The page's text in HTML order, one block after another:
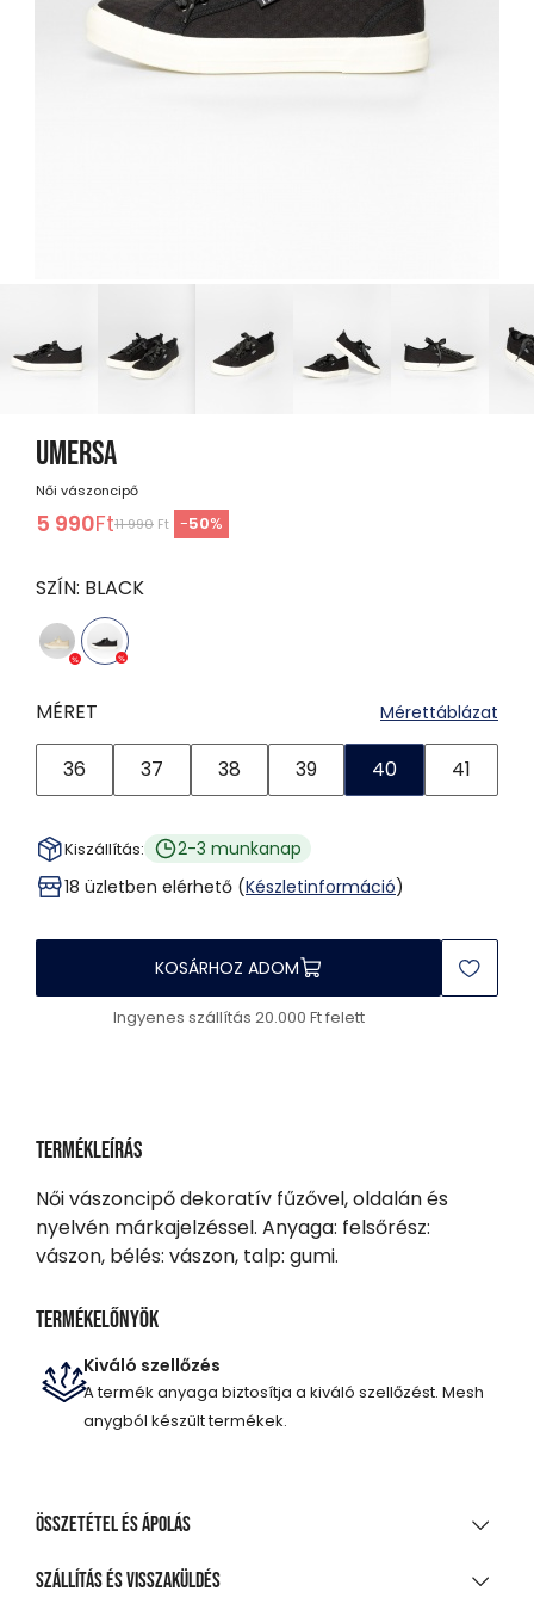
UMERSA
Női vászoncipő
5 990Ft11 990 Ft -50%
SZÍN: BLACK
MÉRET Mérettáblázat
36 37 38 39 40 41
Kiszállítás:
2-3 munkanap
18 üzletben elérhető (Készletinformáció)
KOSÁRHOZ ADOM
Ingyenes szállítás 20.000 Ft felett
Termékleírás
Női vászoncipő dekoratív fűzővel, oldalán és
nyelvén márkajelzéssel. Anyaga: felsőrész:
vászon, bélés: vászon, talp: gumi.
Termékelőnyök
Kiváló szellőzés
A termék anyaga biztosítja a kiváló szellőzést. Mesh
anygból készült termékek.
Összetétel és ápolás
ANYAGÖSSZETÉTEL
Szállítás és visszaküldés